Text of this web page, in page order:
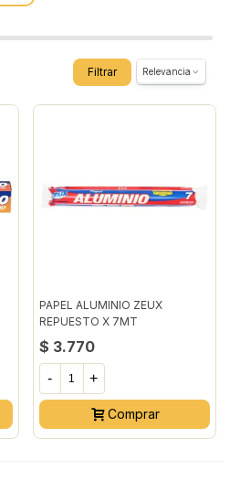
Filtrar Relevancia
PAPEL ALUMINIO ZEUX
REPUESTO X 7MT
$ 3.770
- +
Comprar